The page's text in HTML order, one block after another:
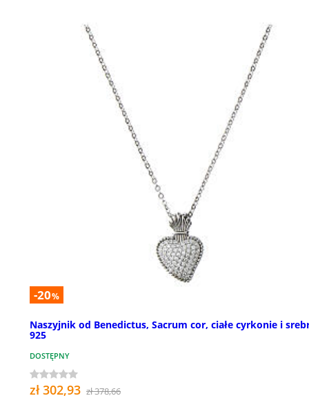
-20%
Naszyjnik od Benedictus, Sacrum cor, ciałe cyrkonie i
925
DOSTĘPNY
zł 302,93 zł 378,66